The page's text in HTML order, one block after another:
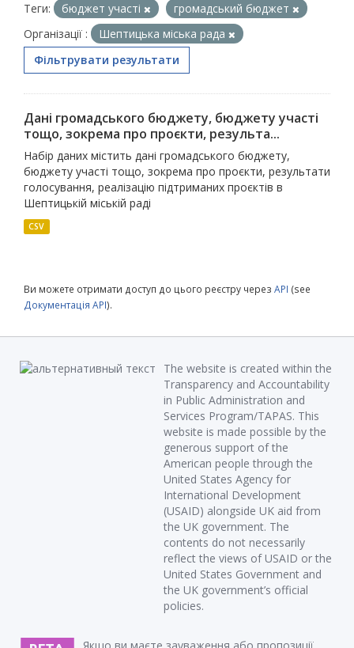
Теги: бюджет участі
громадський бюджет
Організації :
Шептицька міська рада
Фільтрувати результати
Дані громадського бюджету, бюджету участі
тощо, зокрема про проєкти, результа...
Набір даних містить дані громадського бюджету,
бюджету участі тощо, зокрема про проєкти, результати
голосування, реалізацію підтриманих проєктів в
Шептицькій міській раді
CSV
Ви можете отримати доступ до цього реєстру через API (see
Документація API).
The website is created within the
Transparency and Accountability
in Public Administration and
Services Program/TAPAS. This
website is made possible by the
generous support of the
American people through the
United States Agency for
International Development
(USAID) alongside UK aid from
the UK government. The
contents do not necessarily
reflect the views of USAID or the
United States Government and
the UK government’s official
policies.